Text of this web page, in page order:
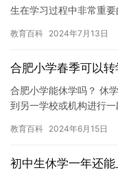
生在学习过程中非常重
定…
教育百科 2024年7月13日
合肥小学春季可以
合肥小学能休学吗？ 休
到另一学校或机构进行
吗…
教育百科 2024年6月15日
初中生休学一年还